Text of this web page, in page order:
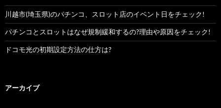
川越市(埼玉県)のパチンコ、スロット店のイベント日をチェック!
パチンコとスロットはなぜ規制緩和するの?理由や原因をチェック!
ドコモ光の初期設定方法の仕方は?
アーカイブ